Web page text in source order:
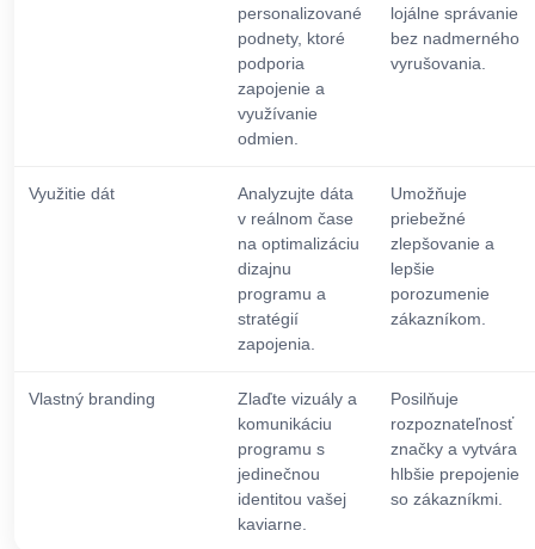
personalizované
podnety, ktoré
podporia
zapojenie a
využívanie
odmien.
lojálne správanie
bez nadmerného
vyrušovania.
Využitie dát
Analyzujte dáta
v reálnom čase
na optimalizáciu
dizajnu
programu a
stratégií
zapojenia.
Umožňuje
priebežné
zlepšovanie a
lepšie
porozumenie
zákazníkom.
Vlastný branding
Zlaďte vizuály a
komunikáciu
programu s
jedinečnou
identitou vašej
kaviarne.
Posilňuje
rozpoznateľnosť
značky a vytvára
hlbšie prepojenie
so zákazníkmi.